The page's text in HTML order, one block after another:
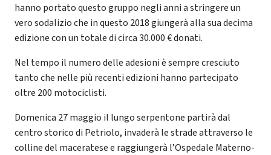
hanno portato questo gruppo negli anni a stringere un
vero sodalizio che in questo 2018 giungerà alla sua decima
edizione con un totale di circa 30.000 € donati.
Nel tempo il numero delle adesioni è sempre cresciuto
tanto che nelle più recenti edizioni hanno partecipato
oltre 200 motociclisti.
Domenica 27 maggio il lungo serpentone partirà dal
centro storico di Petriolo, invaderà le strade attraverso le
colline del maceratese e raggiungerà l’Ospedale Materno-